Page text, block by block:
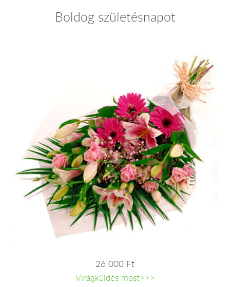
Boldog születésnapot
26 000 Ft
Virágküldés most>>>